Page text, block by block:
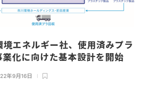
境エネルギー社、使用済みプラ
業化に向けた基本設計を開始
年9月16日